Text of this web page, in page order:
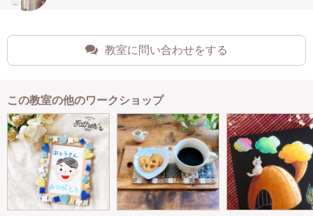
教室に問い合わせをする
この教室の他のワークショップ